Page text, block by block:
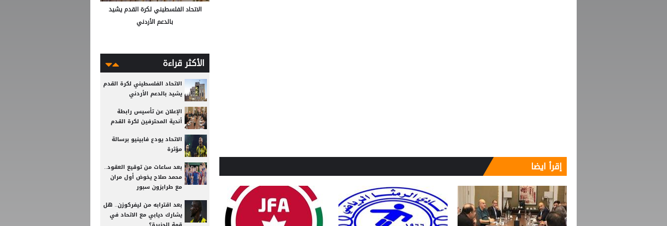
إقرأ ايضا
الاتحاد الفلسطيني لكرة القدم يشيد
بالدعم الأردني
الأكثر قراءة
الاتحاد الفلسطيني لكرة القدم
يشيد بالدعم الأردني
الإعلان عن تأسيس رابطة
أندية المحترفين لكرة القدم
الاتحاد يودع فابينيو برسالة
مؤثرة
بعد ساعات من توقيع العقود..
محمد صلاح يخوض أول مران
مع طرابزون سبور
بعد اقترابه من ليفركوزن.. هل
يشارك ديابي مع الاتحاد في